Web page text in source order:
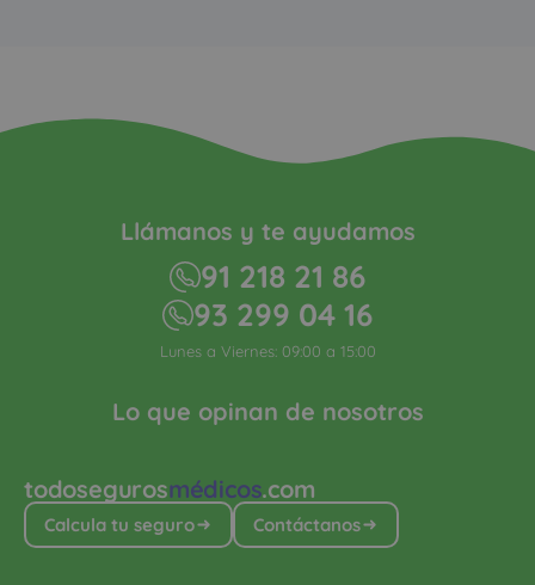
todosegurosmédicos.com
Calcula tu seguro Contáctanos
Lo que opinan de nosotros
Llámanos y te ayudamos
91 218 21 86
93 299 04 16
Lunes a Viernes: 09:00 a 15:00